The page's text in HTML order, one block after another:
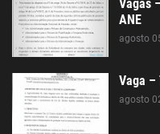
Vagas
ANE
agosto
Vaga –
agosto